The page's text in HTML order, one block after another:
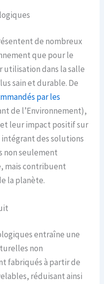
de nombreux
que pour le
utilisation dans la salle
sain et durable. De
par les
de l’Environnement),
leur impact positif sur
intégrant des solutions
non seulement
mais contribuent
la planète.
entraîne une
non
fabriqués à partir de
réduisant ainsi